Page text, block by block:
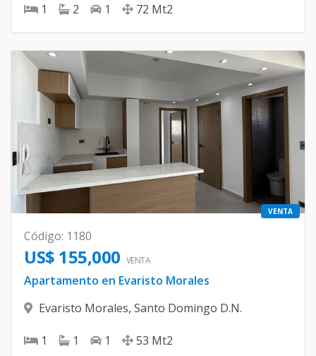
1 2 1 72 Mt2
VENTA
Código: 1180
US$ 155,000 VENTA
Apartamento en Evaristo Morales
Evaristo Morales, Santo Domingo D.N.
1 1 1 53 Mt2